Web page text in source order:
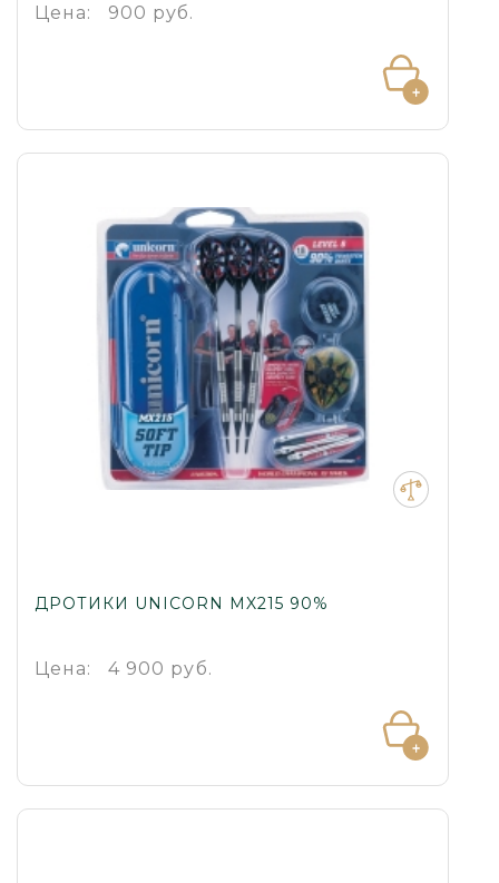
Цена: 900 руб.
ДРОТИКИ UNICORN MX215 90%
Цена: 4 900 руб.